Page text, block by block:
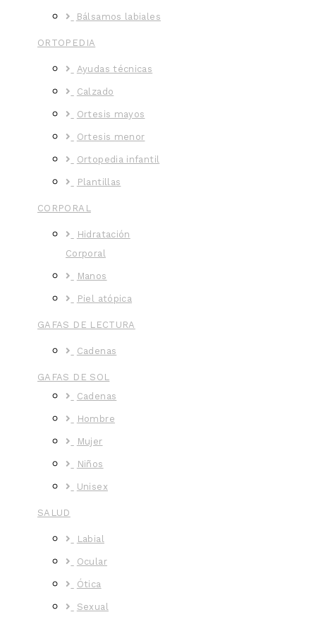
Bálsamos labiales
ORTOPEDIA
Ayudas técnicas
Calzado
Ortesis mayos
Ortesis menor
Ortopedia infantil
Plantillas
CORPORAL
Hidratación
Corporal
Manos
Piel atópica
GAFAS DE LECTURA
Cadenas
GAFAS DE SOL
Cadenas
Hombre
Mujer
Niños
Unisex
SALUD
Labial
Ocular
Ótica
Sexual